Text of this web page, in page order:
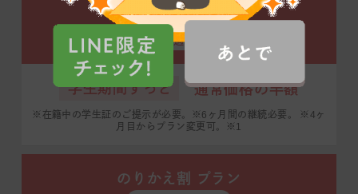
学割プラン
全プラン適用可 ※2
学生期間ずっと 通常価格の半額
※在籍中の学生証のご提示が必要。※6ヶ月間の継続必要。
※4ヶ
月目からプラン変更可。※1
のりかえ割 プラン